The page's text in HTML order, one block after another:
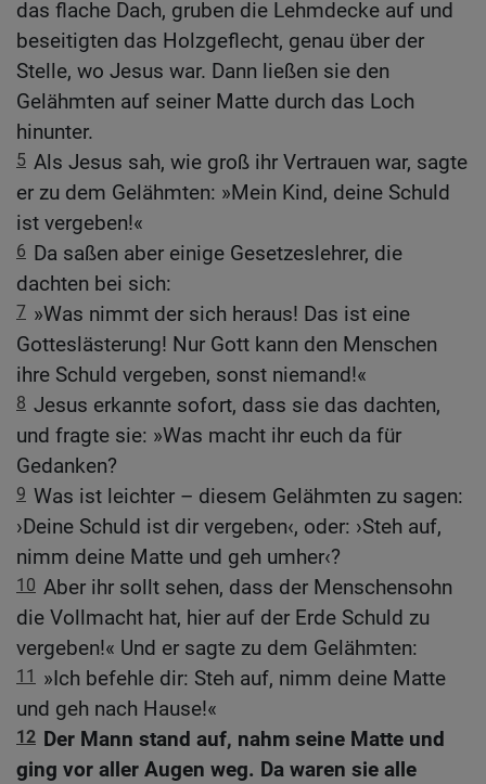
das flache Dach, gruben die Lehmdecke auf und
beseitigten das Holzgeflecht, genau über der
Stelle, wo Jesus war. Dann ließen sie den
Gelähmten auf seiner Matte durch das Loch
hinunter.
5 Als Jesus sah, wie groß ihr Vertrauen war, sagte
er zu dem Gelähmten: »Mein Kind, deine Schuld
ist vergeben!«
6 Da saßen aber einige Gesetzeslehrer, die
dachten bei sich:
7 »Was nimmt der sich heraus! Das ist eine
Gotteslästerung! Nur Gott kann den Menschen
ihre Schuld vergeben, sonst niemand!«
8 Jesus erkannte sofort, dass sie das dachten,
und fragte sie: »Was macht ihr euch da für
Gedanken?
9 Was ist leichter – diesem Gelähmten zu sagen:
›Deine Schuld ist dir vergeben‹, oder: ›Steh auf,
nimm deine Matte und geh umher‹?
10 Aber ihr sollt sehen, dass der Menschensohn
die Vollmacht hat, hier auf der Erde Schuld zu
vergeben!« Und er sagte zu dem Gelähmten:
11
»Ich befehle dir: Steh auf, nimm deine Matte
und geh nach Hause!«
12 Der Mann stand auf, nahm seine Matte und
ging vor aller Augen weg. Da waren sie alle